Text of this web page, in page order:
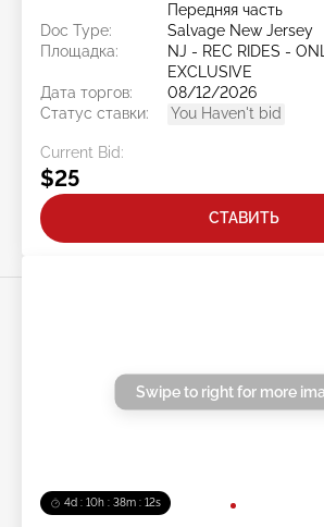
Передняя часть
Doc Type:
Salvage New Jersey
Площадка:
NJ - REC RIDES -
EXCLUSIVE
Дата торгов:
08/12/2026
Статус ставки:
You Haven't bid
Current Bid:
$25
СТАВИТЬ
4d : 10h : 38m : 11s
Swipe to right for more